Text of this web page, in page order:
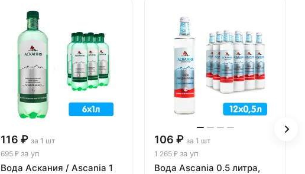
116 ₽ за 1 шт
695 ₽ за уп
Вода Аскания / Ascania 1
106 ₽ за 1 шт
1 265 ₽ за уп
Вода Ascania 0.5 литра,